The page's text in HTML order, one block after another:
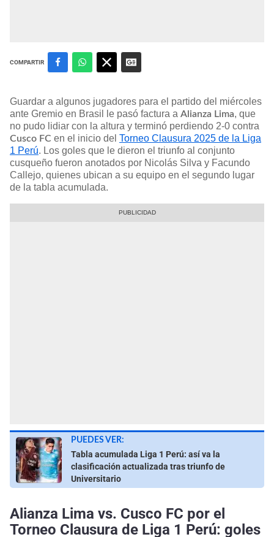
COMPARTIR
Guardar a algunos jugadores para el partido del miércoles
ante Gremio en Brasil le pasó factura a Alianza Lima, que
no pudo lidiar con la altura y terminó perdiendo 2-0 contra
Cusco FC en el inicio del Torneo Clausura 2025 de la Liga
1 Perú. Los goles que le dieron el triunfo al conjunto
cusqueño fueron anotados por Nicolás Silva y Facundo
Callejo, quienes ubican a su equipo en el segundo lugar
de la tabla acumulada.
PUEDES VER:
Tabla acumulada Liga 1 Perú: así va la
clasificación actualizada tras triunfo de
Universitario
Alianza Lima vs. Cusco FC por el
Torneo Clausura de Liga 1 Perú: goles